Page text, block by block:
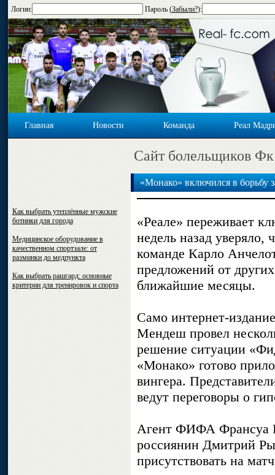
Логин: Пароль (Забыли?):
Главная Новости Команда Реал
Cайт болельщиков
Как выбрать утеплённые мужские
ботинки для города
Медицинское оборудование в
качественном спортзале: от
разминки до медпункта
Как выбрать рашгард: основные
критерии для тренировок и спорта
«Монако» включился в борьбу
«Реале» переживает
недель назад уверяло,
команде Карло
предложений от
ближайшие месяцы.
Само интернет-
Мендеш провел
решение ситуации
«Монако» готово
вингера.
ведут переговоры о
Агент ФИФА Франсуа
россиянин Дмитрий
присутствовать на